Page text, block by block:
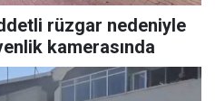
rüzgar nedeniyle
kamerasında